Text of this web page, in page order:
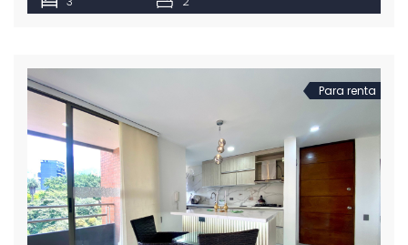
Para renta